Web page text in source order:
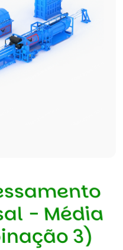
ssamento
al - Média
inação 3)